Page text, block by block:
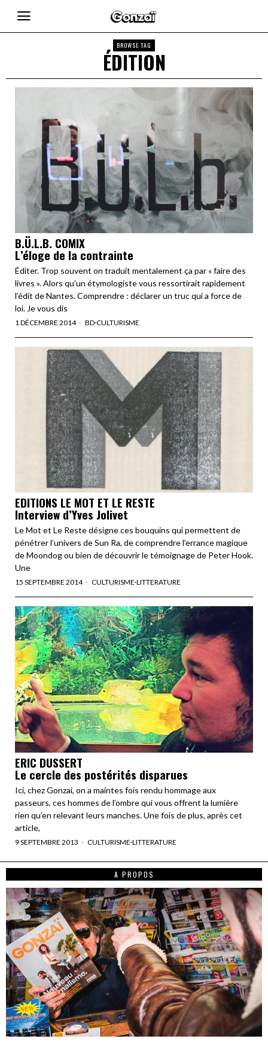
BROWSE TAG
ÉDITION
B.Ü.L.B. COMIX
L’éloge de la contrainte
Éditer. Trop souvent on traduit mentalement ça par « faire des
livres ». Alors qu’un étymologiste vous ressortirait rapidement
l’édit de Nantes. Comprendre : déclarer un truc qui a force de
loi. Je vous dis
1 DÉCEMBRE 2014 BD·CULTURISME
EDITIONS LE MOT ET LE RESTE
Interview d’Yves Jolivet
Le Mot et Le Reste désigne ces bouquins qui permettent de
pénétrer l’univers de Sun Ra, de comprendre l’errance magique
de Moondog ou bien de découvrir le témoignage de Peter Hook.
Une
15 SEPTEMBRE 2014 CULTURISME·LITTERATURE
ERIC DUSSERT
Le cercle des postérités disparues
Ici, chez Gonzai, on a maintes fois rendu hommage aux
passeurs, ces hommes de l’ombre qui vous offrent la lumière
rien qu’en relevant leurs manches. Une fois de plus, après cet
article,
9 SEPTEMBRE 2013 CULTURISME·LITTERATURE
A PROPOS